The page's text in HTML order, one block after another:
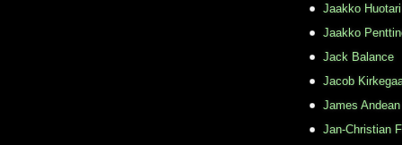
Jaakko Huotari
Jaakko
Jack Balance
Jacob
James Andean
Jan-Christian